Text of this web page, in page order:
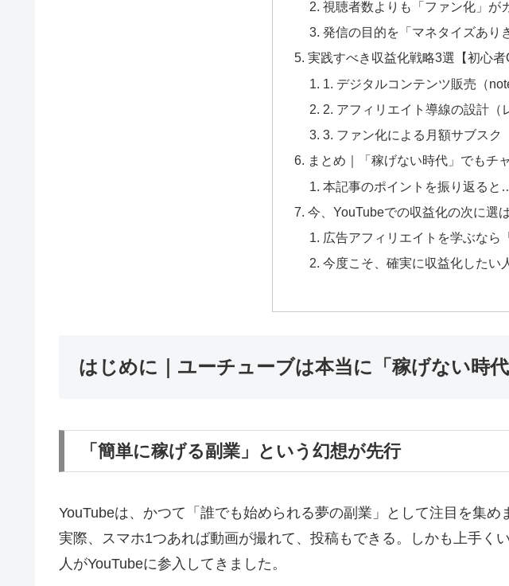
視聴者数よりも「ファン化」が
発信の目的を「マネタイズあり
実践すべき収益化戦略3選【初心者
1. デジタルコンテンツ販売（
2. アフィリエイト導線の設計（
3. ファン化による月額サブスク
まとめ｜「稼げない時代」でもチ
本記事のポイントを振り返ると…
今、YouTubeでの収益化の次に選
広告アフィリエイトを学ぶなら
今度こそ、確実に収益化したい
はじめに｜ユーチューブは本当に「稼げない時
「簡単に稼げる副業」という幻想が先行
YouTubeは、かつて「誰でも始められる夢の副業」として注目を集め
実際、スマホ1つあれば動画が撮れて、投稿もできる。しかも上手く
人がYouTubeに参入してきました。